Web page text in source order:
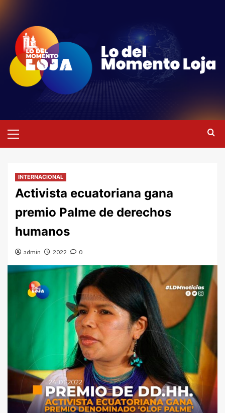
contenido
primario
INTERNACIONAL
Activista ecuatoriana gana
premio Palme de derechos
humanos
admin 2022 0